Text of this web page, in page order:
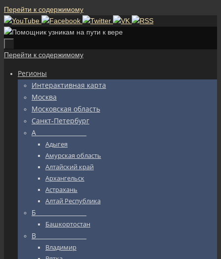
Перейти к содержимому
Перейти к содержимому
Регионы
Интерактивная карта
Москва
Московская область
Санкт-Петербург
А_________________
Адыгея
Амурская область
Алтайский край
Архангельск
Астрахань
Алтай Республика
Б_________________
Башкортостан
В_________________
Владимир